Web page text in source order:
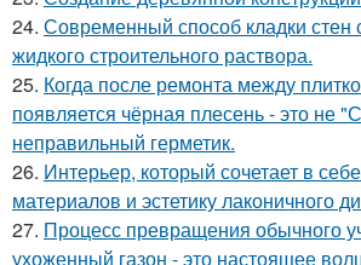
24. Современный способ кладки стен
жидкого строительного раствора.
25. Когда после ремонта между
появляется чёрная плесень - это не
неправильный герметик.
26. Интерьер, который сочетает в
материалов и эстетику лаконичного
27. Процесс превращения обычного
ухоженный газон - это настоящее